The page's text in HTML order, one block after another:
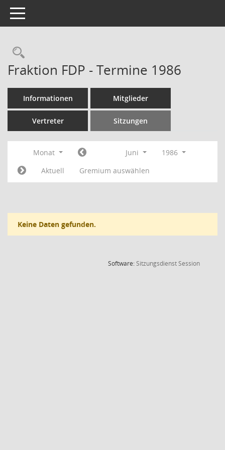
Toggle navigation
Rechercheauswahl
Fraktion FDP - Termine 1986
Informationen Mitglieder
Vertreter Sitzungen
Monat Juni
1986
Aktuell
Gremium auswählen
Keine Daten gefunden.
Software:SitzungsdienstSession(Wird in